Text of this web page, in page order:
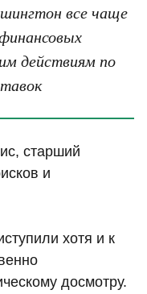
все чаще
действиям по
старший
и
хотя и к
досмотру.